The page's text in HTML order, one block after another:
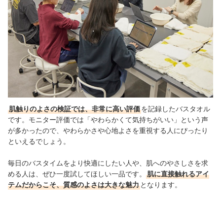
肌触りのよさの検証では、非常に高い評価を記録したバスタオル
です。モニター評価では「やわらかくて気持ちがいい」という声
が多かったので、やわらかさや心地よさを重視する人にぴったり
といえるでしょう。
毎日のバスタイムをより快適にしたい人や、肌へのやさしさを求
める人は、ぜひ一度試してほしい一品です。
肌に直接触れるアイ
テムだからこそ、質感のよさは大きな魅力 となります。